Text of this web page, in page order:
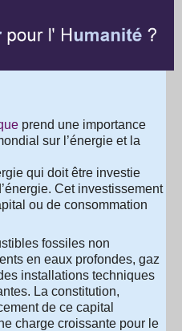
prend une importance
sur l’énergie et la
qui doit être investie
Cet investissement
ou de consommation
fossiles non
en eaux profondes, gaz
installations techniques
La constitution,
de ce capital
charge croissante pour le